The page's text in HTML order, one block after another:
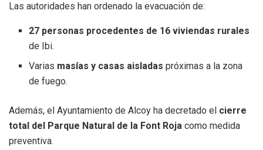
Las autoridades han ordenado la evacuación de:
27 personas procedentes de 16 viviendas rurales
de Ibi.
Varias masías y casas aisladas próximas a la zona
de fuego.
Además, el Ayuntamiento de Alcoy ha decretado el cierre
total del Parque Natural de la Font Roja como medida
preventiva.